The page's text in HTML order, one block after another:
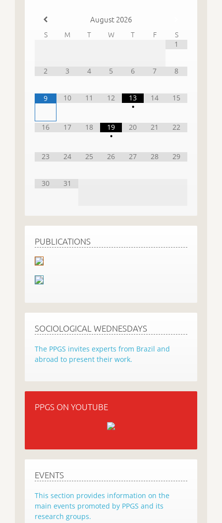
August2026
S M T W T F S
1
2 3 4 5 6 7 8
9 10 11 12
13
•
14 15
16 17 18
19
•
20 21 22
23 24 25 26 27 28 29
30 31
PUBLICATIONS
SOCIOLOGICAL WEDNESDAYS
The PPGS invites experts from Brazil and
abroad to present their work.
PPGS ON YOUTUBE
EVENTS
This section provides information on the
main events promoted by PPGS and its
research groups.